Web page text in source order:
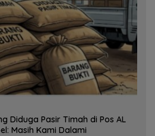
Diduga Pasir Timah di Pos AL
Masih Kami Dalami